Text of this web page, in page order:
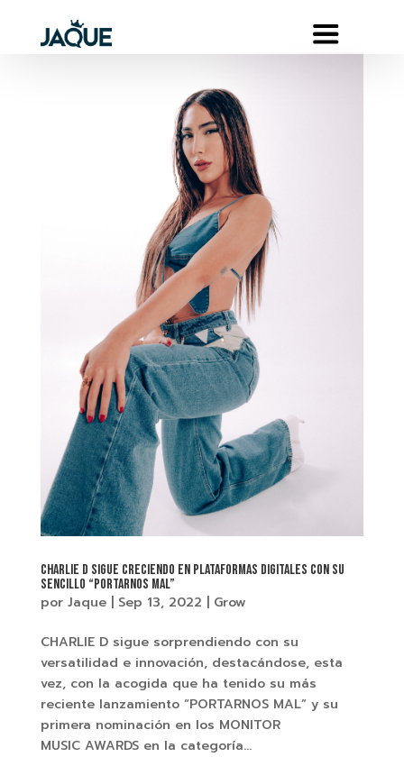
CHARLIE D SIGUE CRECIENDO EN PLATAFORMAS DIGITALES CON SU
SENCILLO “PORTARNOS MAL”
por Jaque| Sep 13, 2022 Grow
CHARLIE D sigue sorprendiendo con su
versatilidad e innovación, destacándose, esta
vez, con la acogida que ha tenido su más
reciente lanzamiento “PORTARNOS MAL” y su
primera nominación en los MONITOR
MUSIC AWARDS en la categoría...